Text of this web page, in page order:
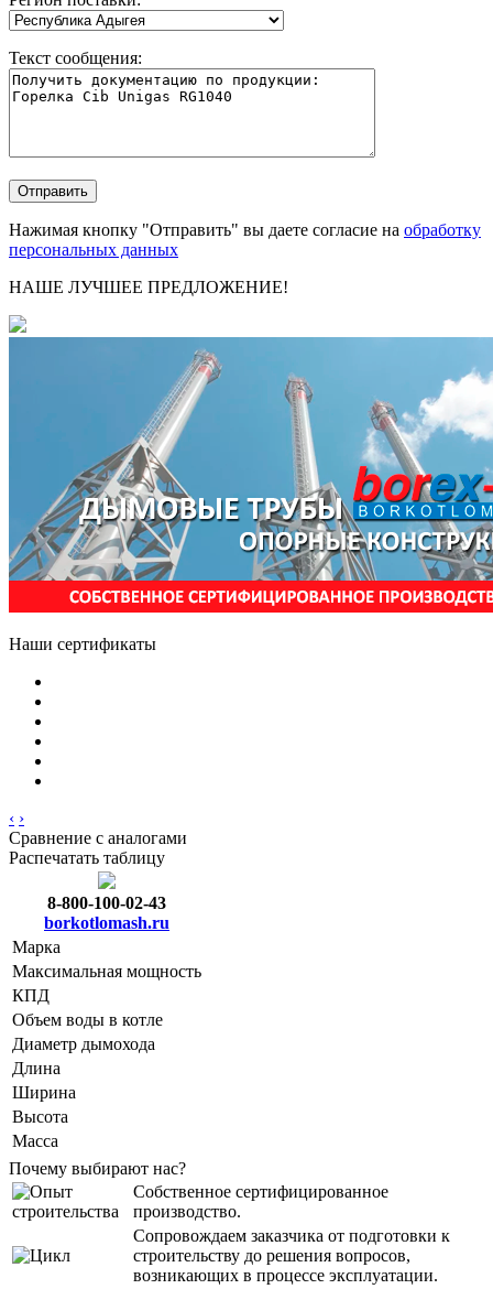
Текст сообщения:
Нажимая кнопку "Отправить" вы даете согласие на обработку
персональных данных
НАШЕ ЛУЧШЕЕ ПРЕДЛОЖЕНИЕ!
Наши сертификаты
‹ ›
Сравнение с аналогами
Распечатать таблицу
8-800-100-02-43
borkotlomash.ru
Марка
Максимальная мощность
КПД
Объем воды в котле
Диаметр дымохода
Длина
Ширина
Высота
Масса
Почему выбирают нас?
Собственное сертифицированное
производство.
Сопровождаем заказчика от подготовки к
строительству до решения вопросов,
возникающих в процессе эксплуатации.